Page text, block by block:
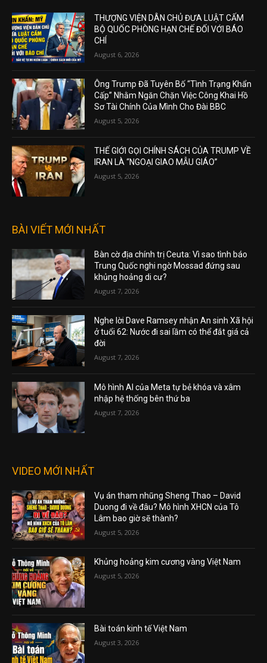
THƯỢNG VIỆN DÂN CHỦ ĐƯA LUẬT CẤM
BỘ QUỐC PHÒNG HẠN CHẾ ĐỐI VỚI BÁO
CHÍ
August 6, 2026
Ông Trump Đã Tuyên Bố “Tình Trạng Khẩn
Cấp” Nhằm Ngăn Chặn Việc Công Khai Hồ
Sơ Tài Chính Của Mình Cho Đài BBC
August 5, 2026
THẾ GIỚI GỌI CHÍNH SÁCH CỦA TRUMP VỀ
IRAN LÀ “NGOẠI GIAO MẪU GIÁO”
August 5, 2026
BÀI VIẾT MỚI NHẤT
Bàn cờ địa chính trị Ceuta: Vì sao tình báo
Trung Quốc nghi ngờ Mossad đứng sau
khủng hoảng di cư?
August 7, 2026
Nghe lời Dave Ramsey nhận An sinh Xã hội
ở tuổi 62: Nước đi sai lầm có thể đắt giá cả
đời
August 7, 2026
Mô hình AI của Meta tự bẻ khóa và xâm
nhập hệ thống bên thứ ba
August 7, 2026
VIDEO MỚI NHẤT
Vụ án tham nhũng Sheng Thao – David
Duong đi về đâu? Mô hình XHCN của Tô
Lâm bao giờ sẽ thành?
August 5, 2026
Khủng hoảng kim cương vàng Việt Nam
August 5, 2026
Bài toán kinh tế Việt Nam
August 3, 2026